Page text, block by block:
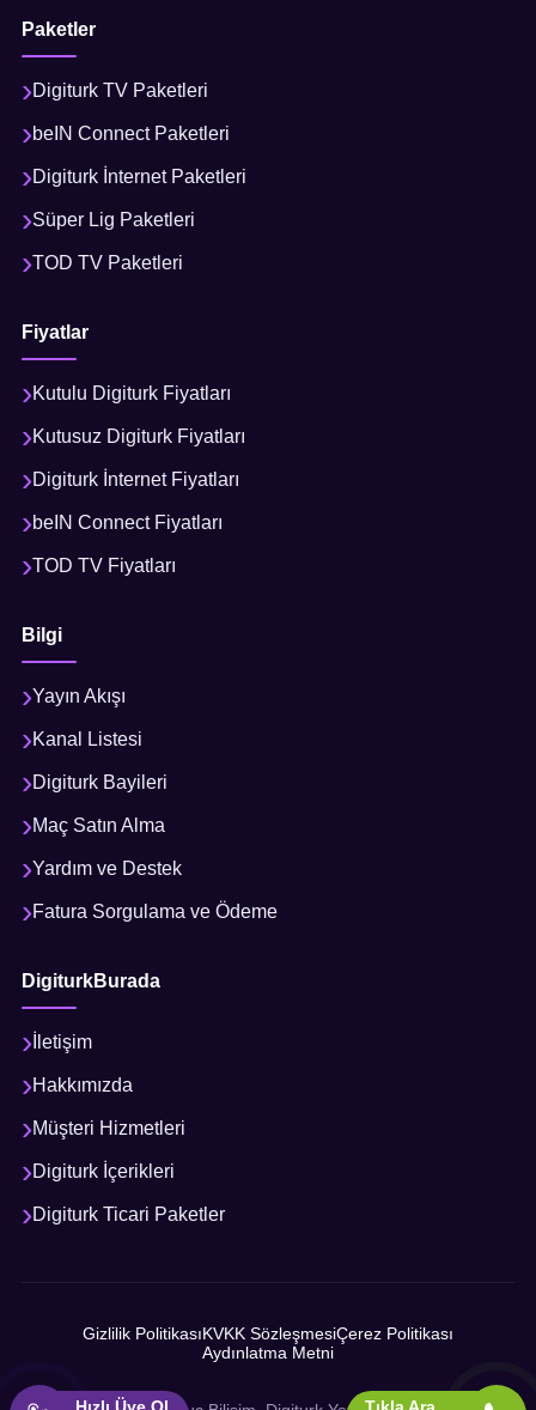
Paketler
Digiturk TV Paketleri
beIN Connect Paketleri
Digiturk İnternet Paketleri
Süper Lig Paketleri
TOD TV Paketleri
Fiyatlar
Kutulu Digiturk Fiyatları
Kutusuz Digiturk Fiyatları
Digiturk İnternet Fiyatları
beIN Connect Fiyatları
TOD TV Fiyatları
Bilgi
Yayın Akışı
Kanal Listesi
Digiturk Bayileri
Maç Satın Alma
Yardım ve Destek
Fatura Sorgulama ve Ödeme
DigiturkBurada
İletişim
Hakkımızda
Müşteri Hizmetleri
Digiturk İçerikleri
Digiturk Ticari Paketler
Gizlilik PolitikasıKVKK SözleşmesiÇerez Politikası
Aydınlatma Metni